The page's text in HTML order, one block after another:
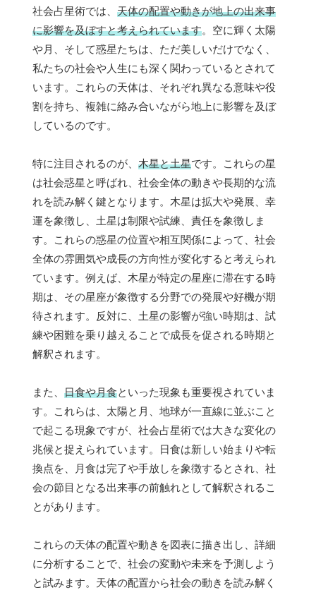
社会占星術では、 天体の配置や動きが地上の出来事
に影響を及ぼすと考えられています。空に輝く太陽
や月、そして惑星たちは、ただ美しいだけでなく、
私たちの社会や人生にも深く関わっているとされて
います。これらの天体は、それぞれ異なる意味や役
割を持ち、複雑に絡み合いながら地上に影響を及ぼ
しているのです。
特に注目されるのが、 木星と土星です。これらの星
は社会惑星と呼ばれ、社会全体の動きや長期的な流
れを読み解く鍵となります。木星は拡大や発展、幸
運を象徴し、土星は制限や試練、責任を象徴しま
す。これらの惑星の位置や相互関係によって、社会
全体の雰囲気や成長の方向性が変化すると考えられ
ています。例えば、木星が特定の星座に滞在する時
期は、その星座が象徴する分野での発展や好機が期
待されます。反対に、土星の影響が強い時期は、試
練や困難を乗り越えることで成長を促される時期と
解釈されます。
また、 日食や月食といった現象も重要視されていま
す。これらは、太陽と月、地球が一直線に並ぶこと
で起こる現象ですが、社会占星術では大きな変化の
兆候と捉えられています。日食は新しい始まりや転
換点を、月食は完了や手放しを象徴するとされ、社
会の節目となる出来事の前触れとして解釈されるこ
とがあります。
これらの天体の配置や動きを図表に描き出し、詳細
に分析することで、社会の変動や未来を予測しよう
と試みます。天体の配置から社会の動きを読み解く